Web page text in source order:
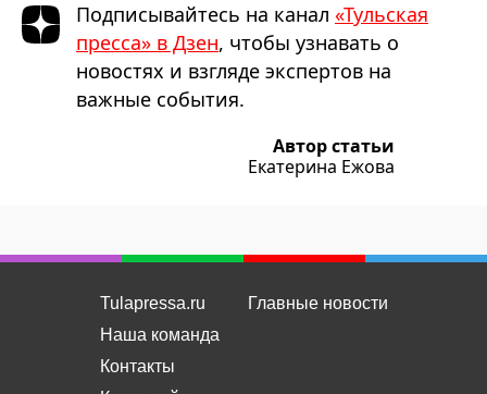
Подписывайтесь на канал «Тульская
пресса» в Дзен, чтобы узнавать о
новостях и взгляде экспертов на
важные события.
Автор статьи
Екатерина Ежова
Tulapressa.ru
Наша команда
Контакты
Главные новости